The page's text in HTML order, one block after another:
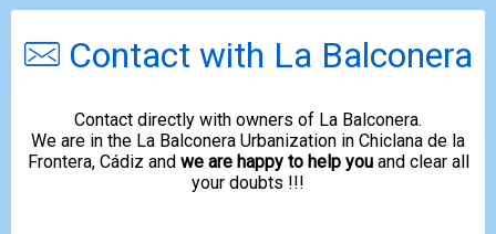
Contact with La Balconera
Contact directly with owners of La Balconera.
We are in the La Balconera Urbanization in Chiclana de la
Frontera, Cádiz and we are happy to help youand clear all
your doubts !!!